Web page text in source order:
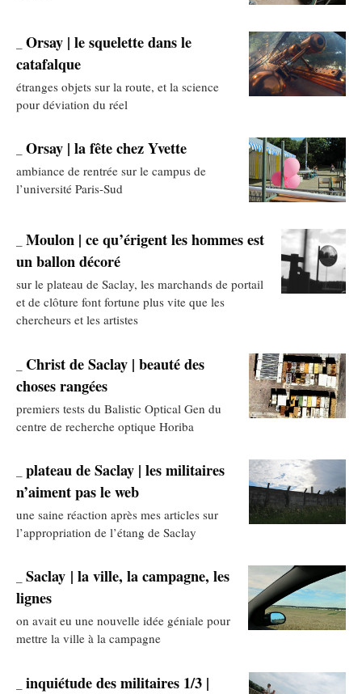
Orsay | le squelette dans le
catafalque
étranges objets sur la route, et la science
pour déviation du réel
Orsay | la fête chez Yvette
ambiance de rentrée sur le campus de
l’université Paris-Sud
Moulon | ce qu’érigent les hommes est
un ballon décoré
sur le plateau de Saclay, les marchands de portail
et de clôture font fortune plus vite que les
chercheurs et les artistes
Christ de Saclay | beauté des
choses rangées
premiers tests du Balistic Optical Gen du
centre de recherche optique Horiba
plateau de Saclay | les militaires
n’aiment pas le web
une saine réaction après mes articles sur
l’appropriation de l’étang de Saclay
Saclay | la ville, la campagne, les
lignes
on avait eu une nouvelle idée géniale pour
mettre la ville à la campagne
inquiétude des militaires 1/3 |